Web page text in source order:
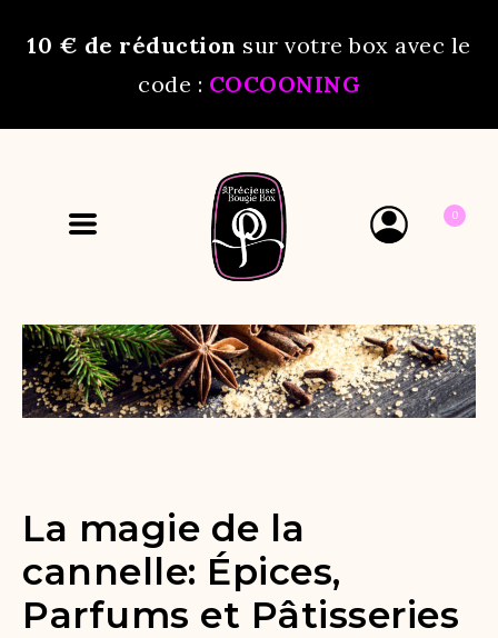
10 € de réduction sur votre box avec le
code : COCOONING
0
La magie de la
cannelle: Épices,
Parfums et Pâtisseries